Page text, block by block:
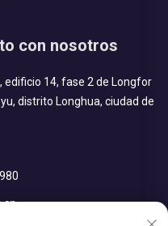
con nosotros
edificio 14, fase 2 de Longfor
distrito Longhua, ciudad de